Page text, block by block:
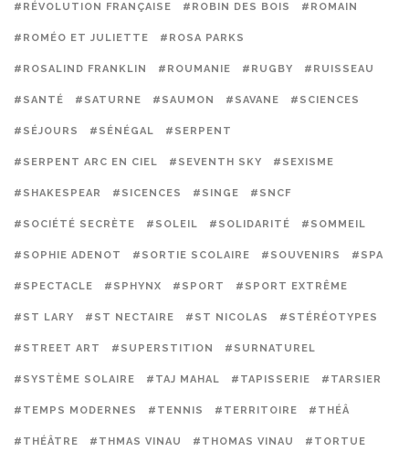
#RÉVOLUTION FRANÇAISE #ROBIN DES BOIS #ROMAIN
#ROMÉO ET JULIETTE #ROSA PARKS
#ROSALIND FRANKLIN #ROUMANIE #RUGBY #RUISSEAU
#SANTÉ #SATURNE #SAUMON #SAVANE #SCIENCES
#SÉJOURS #SÉNÉGAL #SERPENT
#SERPENT ARC EN CIEL #SEVENTH SKY #SEXISME
#SHAKESPEAR #SICENCES #SINGE #SNCF
#SOCIÉTÉ SECRÈTE #SOLEIL #SOLIDARITÉ #SOMMEIL
#SOPHIE ADENOT #SORTIE SCOLAIRE #SOUVENIRS #SPA
#SPECTACLE #SPHYNX #SPORT #SPORT EXTRÊME
#ST LARY #ST NECTAIRE #ST NICOLAS #STÉRÉOTYPES
#STREET ART #SUPERSTITION #SURNATUREL
#SYSTÈME SOLAIRE #TAJ MAHAL #TAPISSERIE #TARSIER
#TEMPS MODERNES #TENNIS #TERRITOIRE #THÉÂ
#THÉÂTRE #THMAS VINAU #THOMAS VINAU #TORTUE